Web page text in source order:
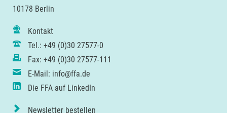
10178 Berlin
Kontakt
Tel.: +49 (0)30 27577-0
Fax: +49 (0)30 27577-111
E-Mail: info@ffa.de
Die FFA auf LinkedIn
Newsletter bestellen